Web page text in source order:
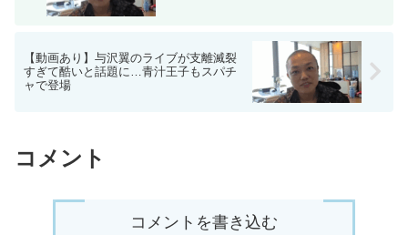
【動画あり】与沢翼のライブが支離滅裂
すぎて酷いと話題に…青汁王子もスパチ
ャで登場
コメント
コメントを書き込む